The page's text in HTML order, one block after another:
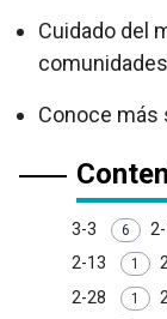
Cuidado del
comunidades
Conoce más
3-3 6 2-
2-13 1
2-28 1